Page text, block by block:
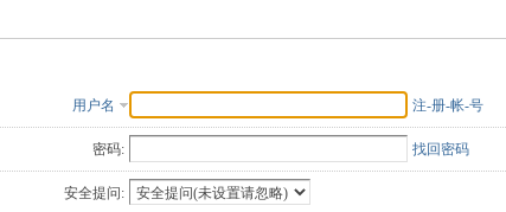
用户名 注-册-帐-号
密码: 找回密码
安全提问: